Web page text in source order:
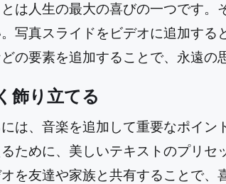
は人生の最大の喜びの一つです。
写真スライドをビデオに追加す
の要素を追加することで、永遠の
飾り立てる
は、音楽を追加して重要なポイン
ために、美しいテキストのプリ
を友達や家族と共有することで、